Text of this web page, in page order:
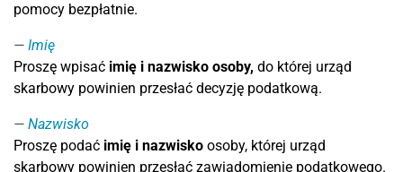
pomocy bezpłatnie.
Imię
Proszę wpisać imię i nazwisko osoby, do której urząd
skarbowy powinien przesłać decyzję podatkową.
Nazwisko
Proszę podać imię i nazwisko osoby, której urząd
skarbowy powinien przesłać zawiadomienie podatkowego.